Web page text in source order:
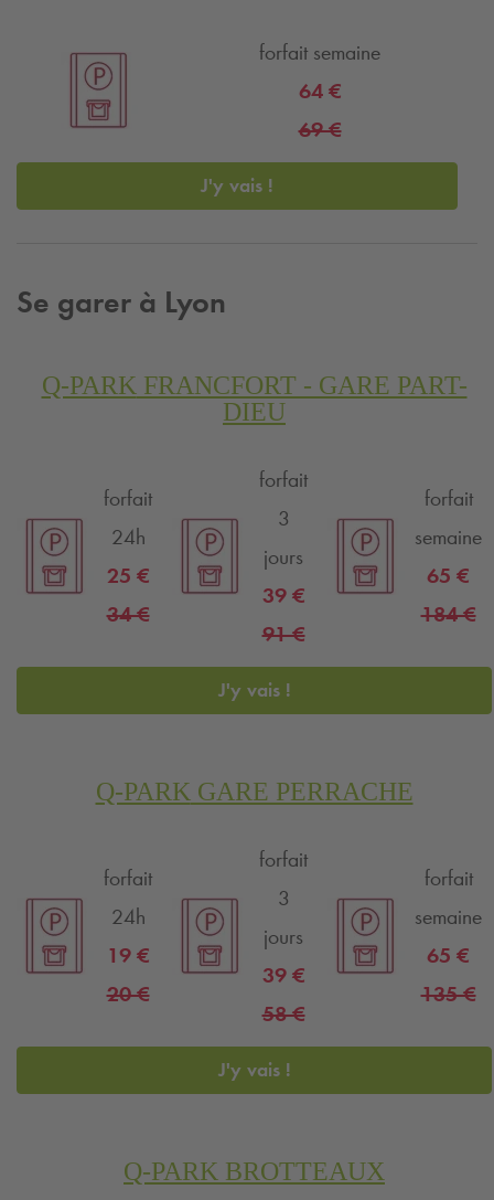
forfait semaine
64 €
69 €
J'y vais !
Se garer à Lyon
Q-PARK FRANCFORT - GARE PART-
DIEU
forfait
24h
25 €
34 €
forfait
3
jours
39 €
91 €
forfait
semaine
65 €
184 €
J'y vais !
Q-PARK GARE PERRACHE
forfait
24h
19 €
20 €
forfait
3
jours
39 €
58 €
forfait
semaine
65 €
135 €
J'y vais !
Q-PARK BROTTEAUX